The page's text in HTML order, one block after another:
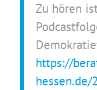
Zu hören
https://